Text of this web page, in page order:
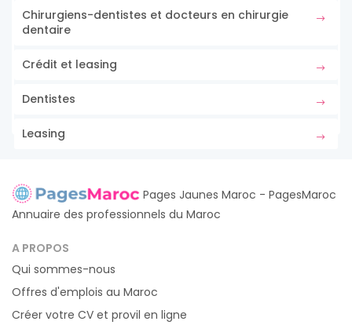
Chirurgiens-dentistes et docteurs en chirurgie
dentaire
Crédit et leasing
Dentistes
Leasing
Pages Jaunes Maroc - PagesMaroc
Annuaire des professionnels du Maroc
A PROPOS
Qui sommes-nous
Offres d'emplois au Maroc
Créer votre CV et provil en ligne